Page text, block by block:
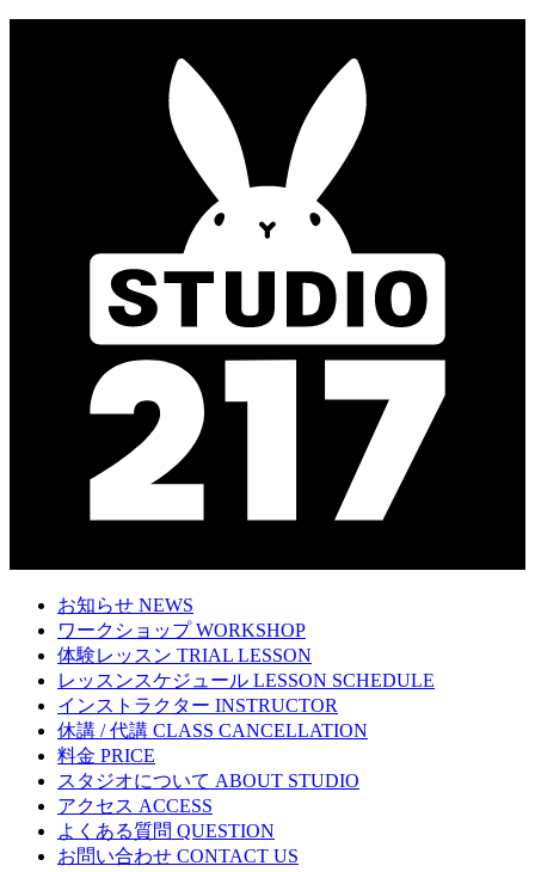
お知らせ NEWS
ワークショップ WORKSHOP
体験レッスン TRIAL LESSON
レッスンスケジュール LESSON SCHEDULE
インストラクター INSTRUCTOR
休講 / 代講 CLASS CANCELLATION
料金 PRICE
スタジオについて ABOUT STUDIO
アクセス ACCESS
よくある質問 QUESTION
お問い合わせ CONTACT US